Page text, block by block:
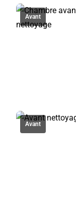
Avant
Avant